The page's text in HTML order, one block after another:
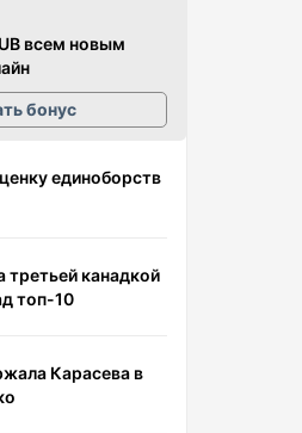
всем новым
бонус
единоборств
третьей канадкой
топ-10
Карасева в